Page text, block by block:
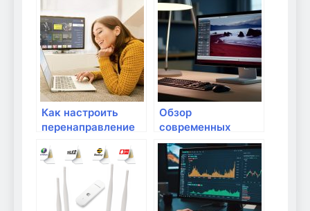
Как настроить
перенаправление
удаленного
доступа к сетевым
устройствам?
Обзор
современных
маршрутизаторов
с поддержкой IoT